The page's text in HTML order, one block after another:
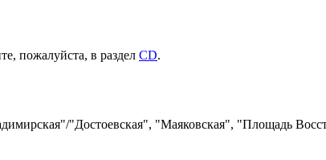
пожалуйста, в раздел CD.
"Достоевская", "Маяковская", "Площадь